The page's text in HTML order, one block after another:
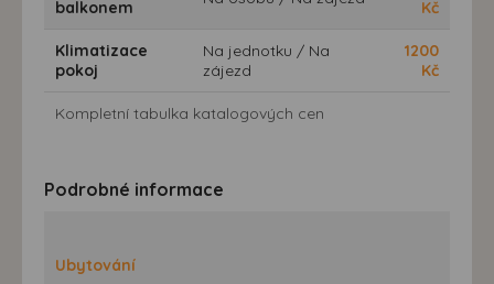
balkonem
Kč
Klimatizace
pokoj
Na jednotku / Na
zájezd
1200
Kč
Kompletní tabulka katalogových cen
Podrobné informace
Ubytování